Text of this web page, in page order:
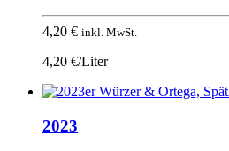
4,20 € inkl. MwSt.
4,20 €/Liter
2023